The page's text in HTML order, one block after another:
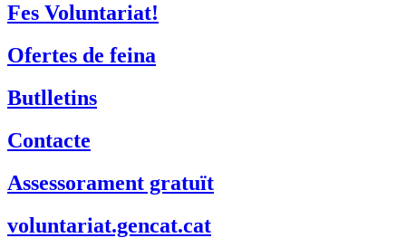
Fes Voluntariat!
Ofertes de feina
Butlletins
Contacte
Assessorament gratuït
voluntariat.gencat.cat